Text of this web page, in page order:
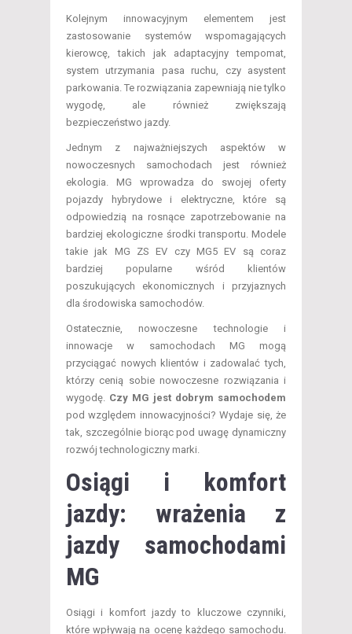
Kolejnym innowacyjnym elementem jest
zastosowanie systemów wspomagających
kierowcę, takich jak adaptacyjny tempomat,
system utrzymania pasa ruchu, czy asystent
parkowania. Te rozwiązania zapewniają nie tylko
wygodę, ale również zwiększają
bezpieczeństwo jazdy.
Jednym z najważniejszych aspektów w
nowoczesnych samochodach jest również
ekologia. MG wprowadza do swojej oferty
pojazdy hybrydowe i elektryczne, które są
odpowiedzią na rosnące zapotrzebowanie na
bardziej ekologiczne środki transportu. Modele
takie jak MG ZS EV czy MG5 EV są coraz
bardziej popularne wśród klientów
poszukujących ekonomicznych i przyjaznych
dla środowiska samochodów.
Ostatecznie, nowoczesne technologie i
innowacje w samochodach MG mogą
przyciągać nowych klientów i zadowalać tych,
którzy cenią sobie nowoczesne rozwiązania i
wygodę. Czy MG jest dobrym samochodem
pod względem innowacyjności? Wydaje się, że
tak, szczególnie biorąc pod uwagę dynamiczny
rozwój technologiczny marki.
Osiągi i komfort
jazdy: wrażenia z
jazdy samochodami
MG
Osiągi i komfort jazdy to kluczowe czynniki,
które wpływają na ocenę każdego samochodu.